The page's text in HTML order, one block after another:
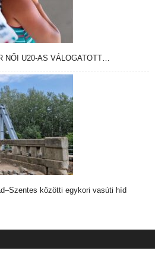
NŐI U20-AS VÁLOGATOTT…
közötti egykori vasúti híd